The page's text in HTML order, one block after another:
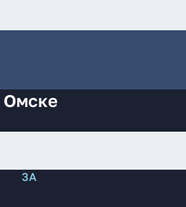
Омске
3А